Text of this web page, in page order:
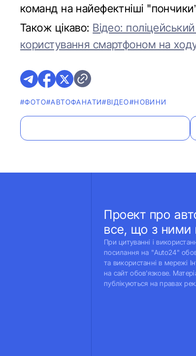
команд на найефектніші
Також цікаво: Відео:
користування смартфоном на
#ФОТО#АВТОФАНАТИ#ВІДЕО#НОВИНИ
Проект про
все, що з ними
При цитуванні і
посилання на "Auto24"
та використанні в мережі
на сайт обов'язкове.
публікуються на правах